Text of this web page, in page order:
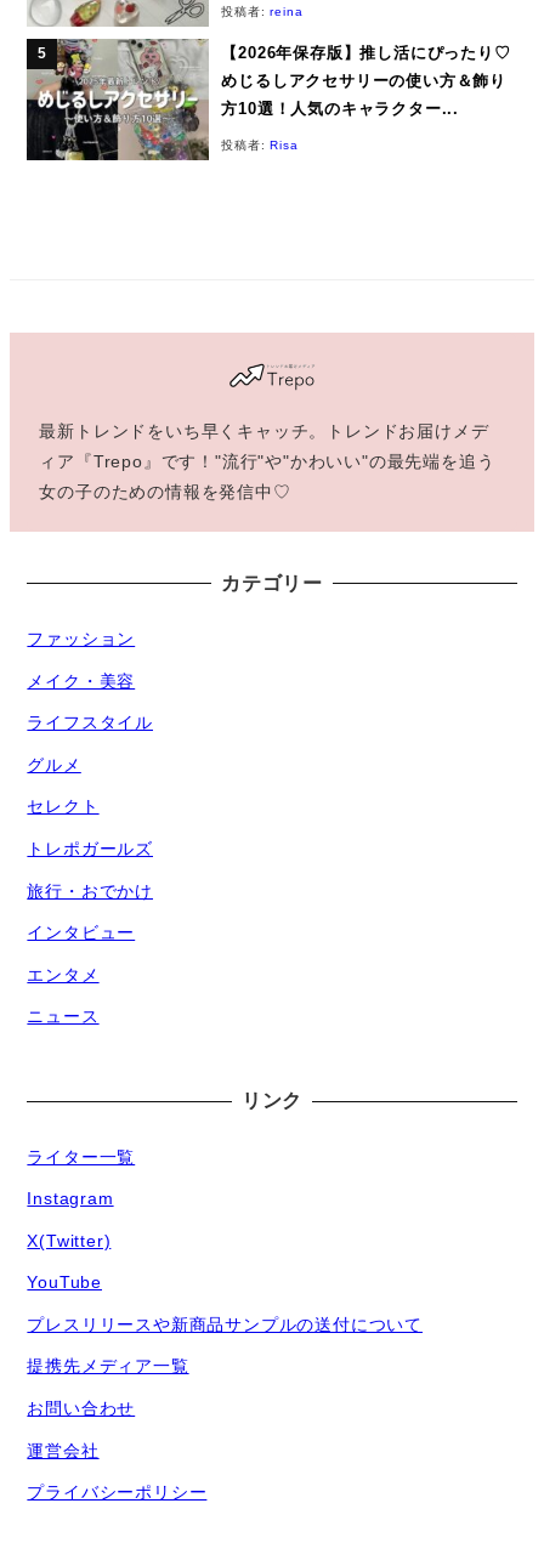
投稿者:reina
【2026年保存版】推し活にぴったり♡
めじるしアクセサリーの使い方＆飾り
方10選！人気のキャラクター...
投稿者:Risa
最新トレンドをいち早くキャッチ。トレンドお届けメデ
ィア『Trepo』です！"流行"や"かわいい"の最先端を追う
女の子のための情報を発信中♡
カテゴリー
ファッション
メイク・美容
ライフスタイル
グルメ
セレクト
トレポガールズ
旅行・おでかけ
インタビュー
エンタメ
ニュース
リンク
ライター一覧
Instagram
X(Twitter)
YouTube
プレスリリースや新商品サンプルの送付について
提携先メディア一覧
お問い合わせ
運営会社
プライバシーポリシー